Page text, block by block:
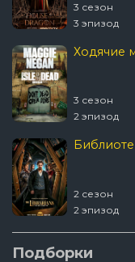
3 сезон
3 эпизод
Ходячие
3 сезон
2 эпизод
2 сезон
2 эпизод
Оливером
Подборки